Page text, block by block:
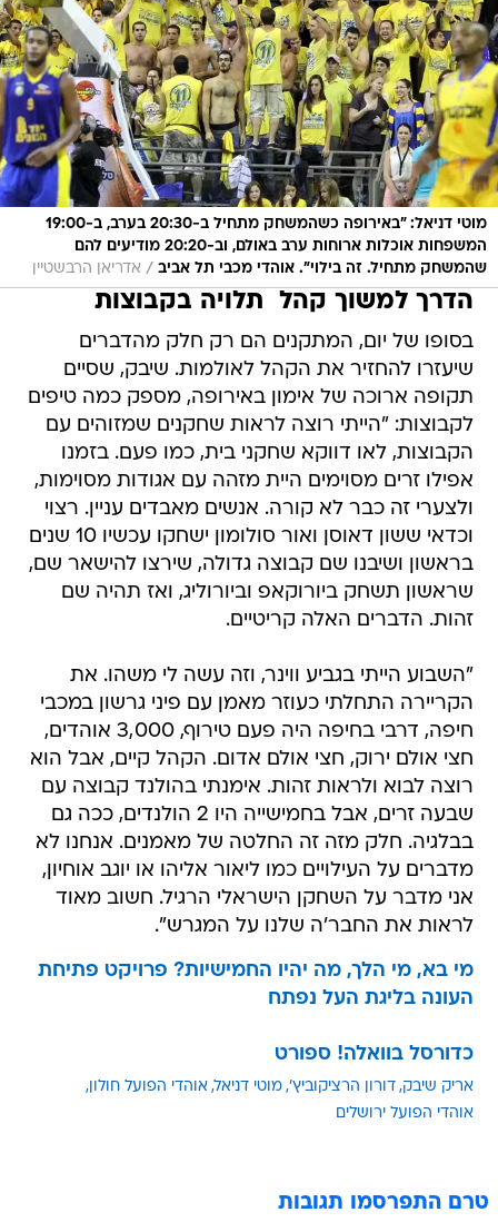
מוטי דניאל: "באירופה כשהמשחק מתחיל ב-20:30 בערב, ב-19:00
המשפחות אוכלות ארוחות ערב באולם, וב-20:20 מודיעים להם
שהמשחק מתחיל. זה בילוי". אוהדי מכבי תל אביב / אדריאן הרבשטיין
הדרך למשוך קהל  תלויה בקבוצות
בסופו של יום, המתקנים הם רק חלק מהדברים
שיעזרו להחזיר את הקהל לאולמות. שיבק, שסיים
תקופה ארוכה של אימון באירופה, מספק כמה טיפים
לקבוצות: "הייתי רוצה לראות שחקנים שמזוהים עם
הקבוצות, לאו דווקא שחקני בית, כמו פעם. בזמנו
אפילו זרים מסוימים היית מזהה עם אגודות מסוימות,
ולצערי זה כבר לא קורה. אנשים מאבדים עניין. רצוי
וכדאי ששון דאוסן ואור סולומון ישחקו עכשיו 10 שנים
בראשון ושיבנו שם קבוצה גדולה, שירצו להישאר שם,
שראשון תשחק ביורוקאפ וביורוליג, ואז תהיה שם
זהות. הדברים האלה קריטיים.
"השבוע הייתי בגביע ווינר, וזה עשה לי משהו. את
הקריירה התחלתי כעוזר מאמן עם פיני גרשון במכבי
חיפה, דרבי בחיפה היה פעם טירוף, 3,000 אוהדים,
חצי אולם ירוק, חצי אולם אדום. הקהל קיים, אבל הוא
רוצה לבוא ולראות זהות. אימנתי בהולנד קבוצה עם
שבעה זרים, אבל בחמישייה היו 2 הולנדים, ככה גם
בבלגיה. חלק מזה זה החלטה של מאמנים. אנחנו לא
מדברים על העילויים כמו ליאור אליהו או יוגב אוחיון,
אני מדבר על השחקן הישראלי הרגיל. חשוב מאוד
לראות את החבר'ה שלנו על המגרש".
מי בא, מי הלך, מה יהיו החמישיות? פרויקט פתיחת
העונה בליגת העל נפתח
כדורסל בוואלה! ספורט
אריק שיבק דורון הרציקוביץ' מוטי דניאל אוהדי הפועל חולון
אוהדי הפועל ירושלים
טרם התפרסמו תגובות